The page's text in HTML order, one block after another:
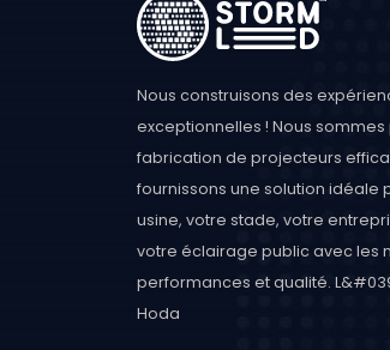
Nous construisons des
exceptionnelles ! Nous
fabrication de projecteurs
fournissons une solution idéale
usine, votre stade, votre
votre éclairage public avec les
performances et qualité.
Hoda